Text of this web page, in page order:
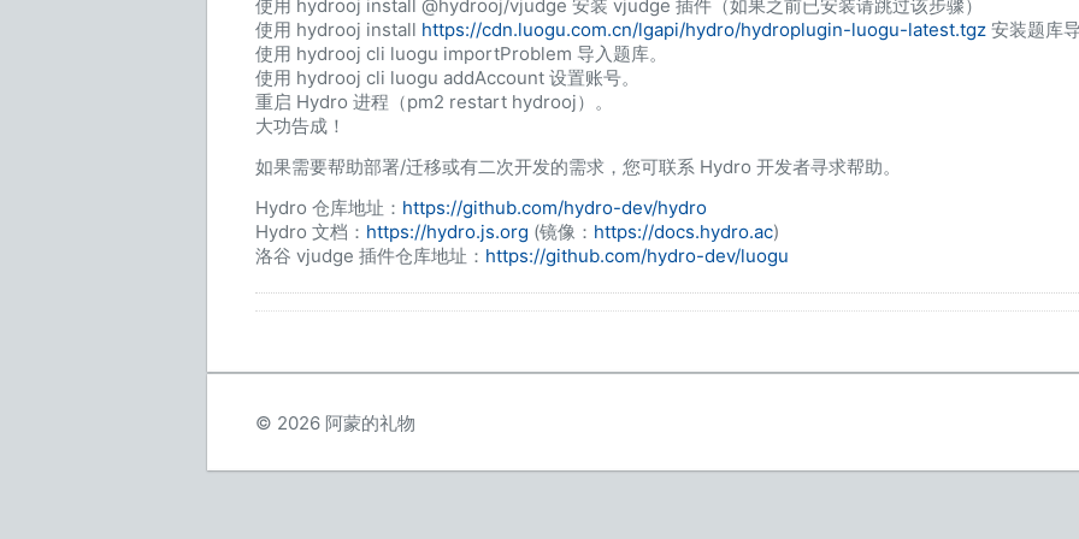
使用 hydrooj install @hydrooj/vjudge 安装 vjudge 插件（如果之前已安装请跳过该步骤）
使用 hydrooj install https://cdn.luogu.com.cn/lgapi/hydro/hydroplugin-luogu-latest.tgz 安装题库
使用 hydrooj cli luogu importProblem 导入题库。
使用 hydrooj cli luogu addAccount 设置账号。
重启 Hydro 进程（pm2 restart hydrooj）。
大功告成！
如果需要帮助部署/迁移或有二次开发的需求，您可联系 Hydro 开发者寻求帮助。
Hydro 仓库地址： https://github.com/hydro-dev/hydro
Hydro 文档： https://hydro.js.org (镜像： https://docs.hydro.ac)
洛谷 vjudge 插件仓库地址： https://github.com/hydro-dev/luogu
© 2026 阿蒙的礼物